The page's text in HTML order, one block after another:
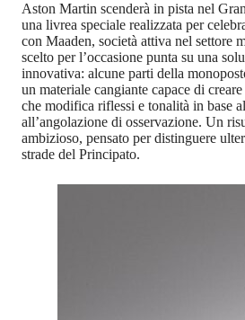
Aston Martin scenderà in pista nel
una livrea speciale realizzata per
con Maaden, società attiva nel settore
scelto per l’occasione punta su una
innovativa: alcune parti della
un materiale cangiante capace di
che modifica riflessi e tonalità in base
all’angolazione di osservazione. Un
ambizioso, pensato per distinguere
strade del Principato.